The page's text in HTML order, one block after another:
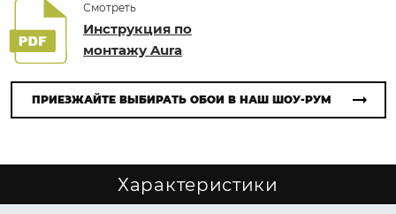
Смотреть
Инструкция по
монтажу Aura
ПРИЕЗЖАЙТЕ ВЫБИРАТЬ ОБОИ В НАШ ШОУ-РУМ
Характеристики